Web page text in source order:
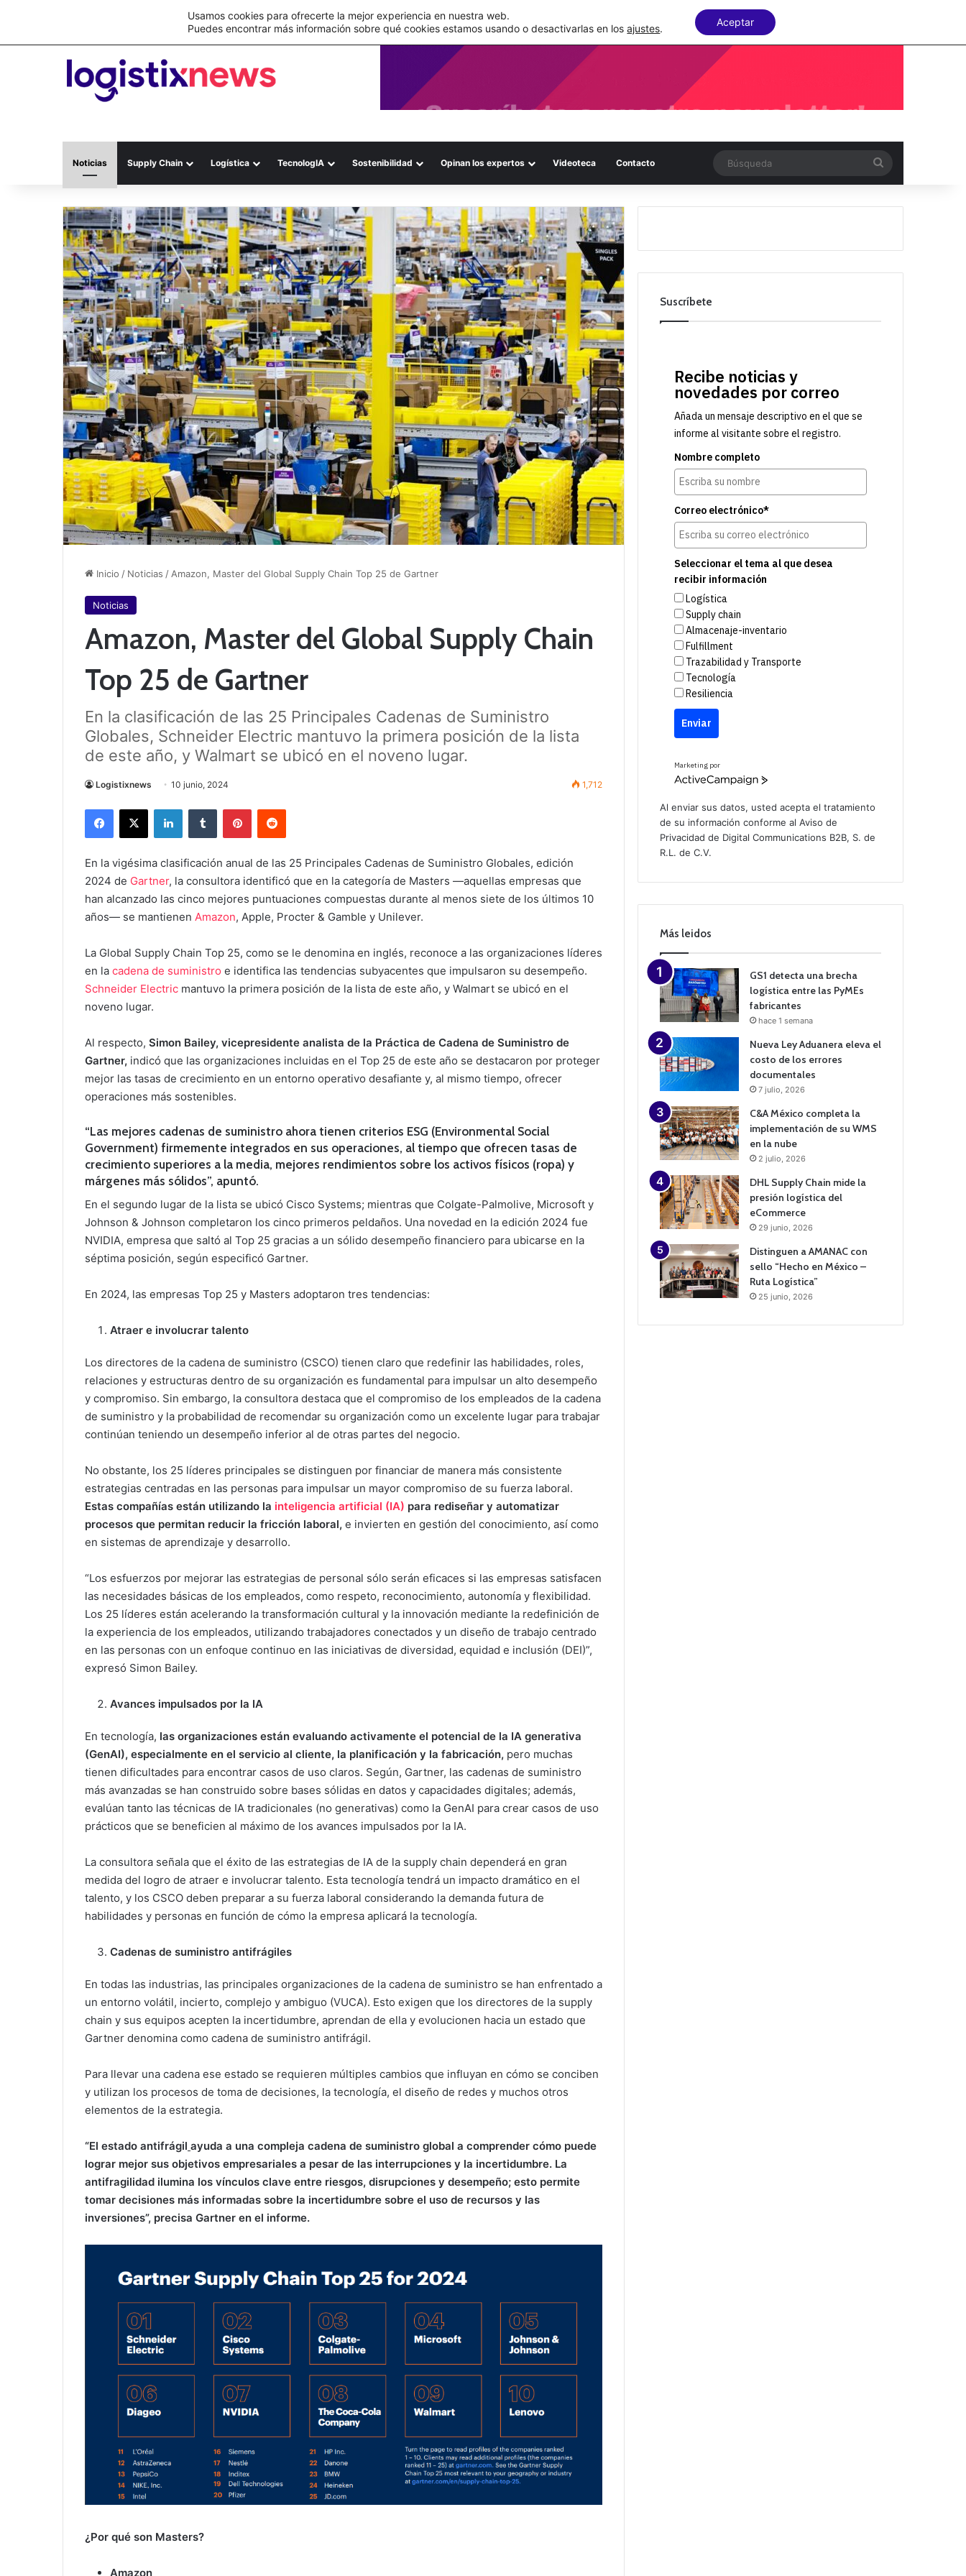
C&A México completa la implementación de su WMS en la nube
Noticias Supply Chain Logística TecnologIA Sostenibilidad Opinan los expertos Videoteca Contacto
Inicio / Noticias / Amazon, Master del Global Supply Chain Top 25 de Gartner
Noticias
Amazon, Master del Global Supply Chain
Top 25 de Gartner
En la clasificación de las 25 Principales Cadenas de Suministro
Globales, Schneider Electric mantuvo la primera posición de la lista
de este año, y Walmart se ubicó en el noveno lugar.
Logistixnews 10 junio, 2024 1,712
En la vigésima clasificación anual de las 25 Principales Cadenas de Suministro Globales, edición
2024 de Gartner, la consultora identificó que en la categoría de Masters —aquellas empresas que
han alcanzado las cinco mejores puntuaciones compuestas durante al menos siete de los últimos 10
años— se mantienen Amazon, Apple, Procter & Gamble y Unilever.
La Global Supply Chain Top 25, como se le denomina en inglés, reconoce a las organizaciones líderes
en la cadena de suministro e identifica las tendencias subyacentes que impulsaron su desempeño.
Schneider Electric mantuvo la primera posición de la lista de este año, y Walmart se ubicó en el
noveno lugar.
Al respecto, Simon Bailey, vicepresidente analista de la Práctica de Cadena de Suministro de
Gartner, indicó que las organizaciones incluidas en el Top 25 de este año se destacaron por proteger
mejor las tasas de crecimiento en un entorno operativo desafiante y, al mismo tiempo, ofrecer
operaciones más sostenibles.
“Las mejores cadenas de suministro ahora tienen criterios ESG (Environmental Social
Government) firmemente integrados en sus operaciones, al tiempo que ofrecen tasas de
crecimiento superiores a la media, mejores rendimientos sobre los activos físicos (ropa) y
márgenes más sólidos”, apuntó.
En el segundo lugar de la lista se ubicó Cisco Systems; mientras que Colgate-Palmolive, Microsoft y
Johnson & Johnson completaron los cinco primeros peldaños. Una novedad en la edición 2024 fue
NVIDIA, empresa que saltó al Top 25 gracias a un sólido desempeño financiero para ubicarse en la
séptima posición, según especificó Gartner.
En 2024, las empresas Top 25 y Masters adoptaron tres tendencias:
Atraer e involucrar talento
Los directores de la cadena de suministro (CSCO) tienen claro que redefinir las habilidades, roles,
relaciones y estructuras dentro de su organización es fundamental para impulsar un alto desempeño
y compromiso. Sin embargo, la consultora destaca que el compromiso de los empleados de la cadena
de suministro y la probabilidad de recomendar su organización como un excelente lugar para trabajar
continúan teniendo un desempeño inferior al de otras partes del negocio.
No obstante, los 25 líderes principales se distinguen por financiar de manera más consistente
estrategias centradas en las personas para impulsar un mayor compromiso de su fuerza laboral.
Estas compañías están utilizando la inteligencia artificial (IA) para rediseñar y automatizar
procesos que permitan reducir la fricción laboral, e invierten en gestión del conocimiento, así como
en sistemas de aprendizaje y desarrollo.
“Los esfuerzos por mejorar las estrategias de personal sólo serán eficaces si las empresas satisfacen
las necesidades básicas de los empleados, como respeto, reconocimiento, autonomía y flexibilidad.
Los 25 líderes están acelerando la transformación cultural y la innovación mediante la redefinición de
la experiencia de los empleados, utilizando trabajadores conectados y un diseño de trabajo centrado
en las personas con un enfoque continuo en las iniciativas de diversidad, equidad e inclusión (DEI)”,
expresó Simon Bailey.
Avances impulsados ​​por la IA
En tecnología, las organizaciones están evaluando activamente el potencial de la IA generativa
(GenAI), especialmente en el servicio al cliente, la planificación y la fabricación, pero muchas
tienen dificultades para encontrar casos de uso claros. Según, Gartner, las cadenas de suministro
más avanzadas se han construido sobre bases sólidas en datos y capacidades digitales; además,
evalúan tanto las técnicas de IA tradicionales (no generativas) como la GenAI para crear casos de uso
prácticos que se beneficien al máximo de los avances impulsados ​​por la IA.
La consultora señala que el éxito de las estrategias de IA de la supply chain dependerá en gran
medida del logro de atraer e involucrar talento. Esta tecnología tendrá un impacto dramático en el
talento, y los CSCO deben preparar a su fuerza laboral considerando la demanda futura de
habilidades y personas en función de cómo la empresa aplicará la tecnología.
Cadenas de suministro antifrágiles
En todas las industrias, las principales organizaciones de la cadena de suministro se han enfrentado a
un entorno volátil, incierto, complejo y ambiguo (VUCA). Esto exigen que los directores de la supply
chain y sus equipos acepten la incertidumbre, aprendan de ella y evolucionen hacia un estado que
Gartner denomina como cadena de suministro antifrágil.
Para llevar una cadena ese estado se requieren múltiples cambios que influyan en cómo se conciben
y utilizan los procesos de toma de decisiones, la tecnología, el diseño de redes y muchos otros
elementos de la estrategia.
“El estado antifrágil ayuda a una compleja cadena de suministro global a comprender cómo puede
lograr mejor sus objetivos empresariales a pesar de las interrupciones y la incertidumbre. La
antifragilidad ilumina los vínculos clave entre riesgos, disrupciones y desempeño; esto permite
tomar decisiones más informadas sobre la incertidumbre sobre el uso de recursos y las
inversiones”, precisa Gartner en el informe.
¿Por qué son Masters?
Amazon
Suscríbete
Recibe noticias y
novedades por correo
Añada un mensaje descriptivo en el que se
informe al visitante sobre el registro.
Nombre completo
Correo electrónico*
Seleccionar el tema al que desea
recibir información
Logística
Supply chain
Almacenaje-inventario
Fulfillment
Trazabilidad y Transporte
Tecnología
Resiliencia
Enviar
Marketing por
A
v
e
p
i
n
Al enviar sus datos, usted acepta el tratamiento
de su información conforme alAviso de
Privacidad de Digital Communications B2B, S. de
R.L. de C.V.
Más leidos
GS1 detecta una brecha
logística entre las PyMEs
fabricantes
hace 1 semana
Nueva Ley Aduanera eleva el
costo de los errores
documentales
7 julio, 2026
C&A México completa la
implementación de su WMS
en la nube
2 julio, 2026
DHL Supply Chain mide la
presión logística del
eCommerce
29 junio, 2026
Distinguen a AMANAC con
sello “Hecho en México –
Ruta Logística”
25 junio, 2026
Usamos cookies para ofrecerte la mejor experiencia en nuestra web.
Puedes encontrar más información sobre qué cookies estamos usando o desactivarlas en losajustes.
Aceptar